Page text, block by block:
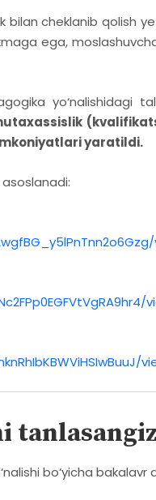
cheklanib qolish
ega,
yo‘nalishidagi
yaratildi.
bo‘yicha bakalavr